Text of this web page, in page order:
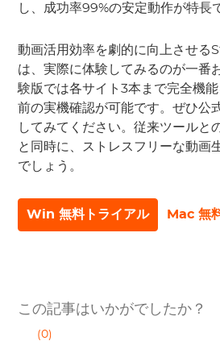
し、成功率99%の安定動作が特長
動画活用効率を劇的に向上させる
は、実際に体験してみるのが一番
験版では各サイト3本まで完全機
前の実機確認が可能です。ぜひ公
してみてください。従来ツールと
と同時に、ストレスフリーな動画
でしょう。
Win 無料トライアル Mac 無
この記事はいかがでしたか？
(0)